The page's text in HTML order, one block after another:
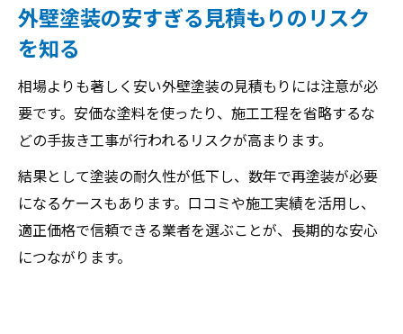
外壁塗装の安すぎる見積もりのリスク
を知る
相場よりも著しく安い外壁塗装の見積もりには注意が必
要です。安価な塗料を使ったり、施工工程を省略するな
どの手抜き工事が行われるリスクが高まります。
結果として塗装の耐久性が低下し、数年で再塗装が必要
になるケースもあります。口コミや施工実績を活用し、
適正価格で信頼できる業者を選ぶことが、長期的な安心
につながります。